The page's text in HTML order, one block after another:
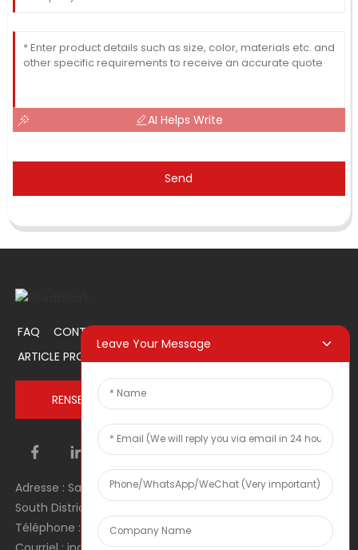
AI Helps Write
Send
FAQ CONTACTEZ-NOUS
ARTICLE PROMOTIONNEL
RENSEIGNEZ-VOUS MAINTENANT
Adresse : Salle 1106, Unité 1, Bâtiment 1, No. 2, Tiyu Road,
South District, Dongguan city, Guangdong Province, RPC
Téléphone : 0086 0769-22900190
Leave Your Message